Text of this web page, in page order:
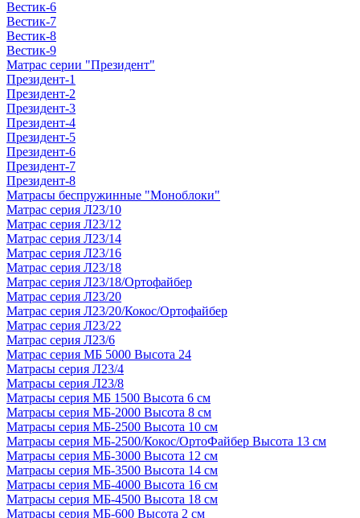
Вестик-6
Вестик-7
Вестик-8
Вестик-9
Матрас серии "Президент"
Президент-1
Президент-2
Президент-3
Президент-4
Президент-5
Президент-6
Президент-7
Президент-8
Матрасы беспружинные "Моноблоки"
Матрас серия Л23/10
Матрас серия Л23/12
Матрас серия Л23/14
Матрас серия Л23/16
Матрас серия Л23/18
Матрас серия Л23/18/Ортофайбер
Матрас серия Л23/20
Матрас серия Л23/20/Кокос/Ортофайбер
Матрас серия Л23/22
Матрас серия Л23/6
Матрас серия МБ 5000 Высота 24
Матрасы серия Л23/4
Матрасы серия Л23/8
Матрасы серия МБ 1500 Высота 6 см
Матрасы серия МБ-2000 Высота 8 см
Матрасы серия МБ-2500 Высота 10 см
Матрасы серия МБ-2500/Кокос/ОртоФайбер Высота 13 см
Матрасы серия МБ-3000 Высота 12 см
Матрасы серия МБ-3500 Высота 14 см
Матрасы серия МБ-4000 Высота 16 см
Матрасы серия МБ-4500 Высота 18 см
Матрасы серия МБ-600 Высота 2 см